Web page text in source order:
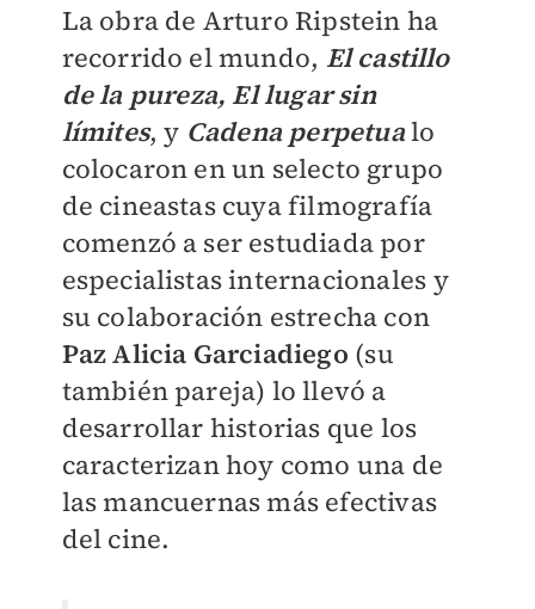
La obra de Arturo Ripstein ha
recorrido el mundo, El castillo
de la pureza, El lugar sin
límites, y Cadena perpetualo
colocaron en un selecto grupo
de cineastas cuya filmografía
comenzó a ser estudiada por
especialistas internacionales y
su colaboración estrecha con
Paz Alicia Garciadiego (su
también pareja) lo llevó a
desarrollar historias que los
caracterizan hoy como una de
las mancuernas más efectivas
del cine.